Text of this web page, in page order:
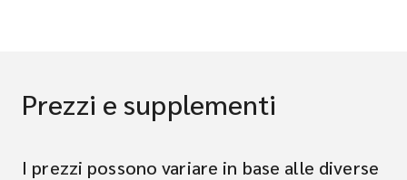
Prezzi e supplementi
I prezzi possono variare in base alle diverse